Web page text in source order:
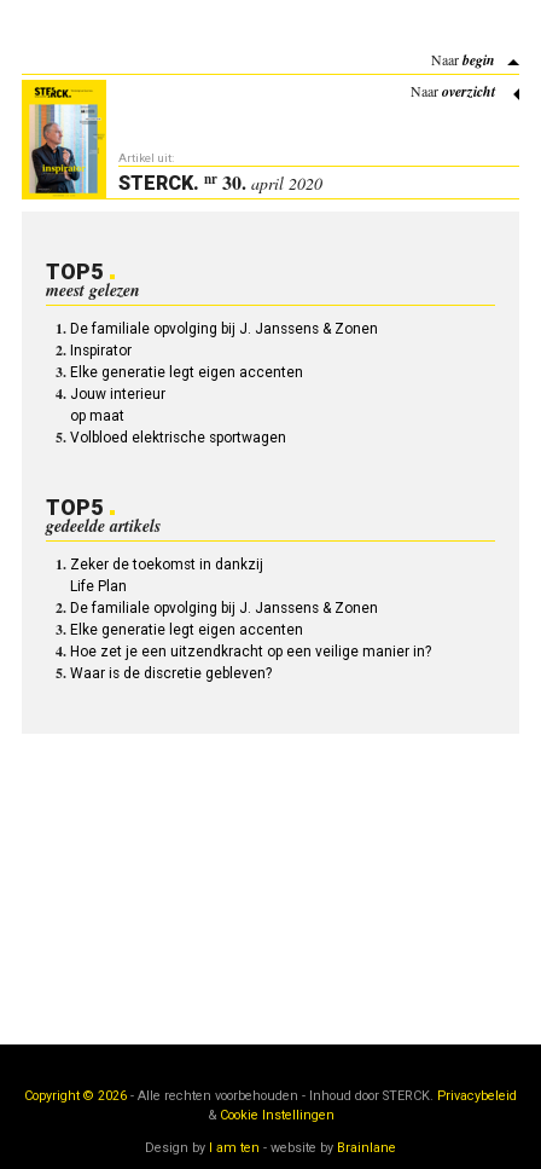
Naarbegin
Naaroverzicht
Artikel uit:
STERCK. nr30. april 2020
TOP5
meest gelezen
De familiale opvolging bij J. Janssens & Zonen
Inspirator
Elke generatie legt eigen accenten
Jouw interieur
op maat
Volbloed elektrische sportwagen
TOP5
gedeelde artikels
Zeker de toekomst in dankzij
Life Plan
De familiale opvolging bij J. Janssens & Zonen
Elke generatie legt eigen accenten
Hoe zet je een uitzendkracht op een veilige manier in?
Waar is de discretie gebleven?
Copyright © 2026 - Alle rechten voorbehouden - Inhoud door STERCK. Privacybeleid
& Cookie Instellingen
Design by I am ten - website by Brainlane